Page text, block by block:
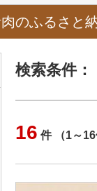
のふるさと
検索条件：
16 件 （1～16